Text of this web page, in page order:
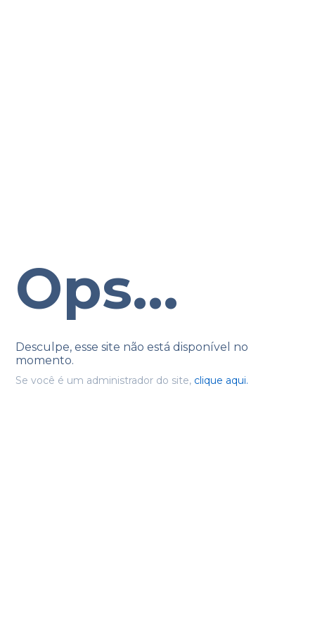
Ops...
Desculpe, esse site não está disponível no
momento.
Se você é um administrador do site, clique aqui.